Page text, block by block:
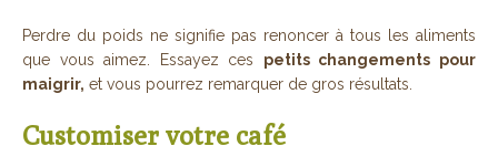
Perdre du poids ne signifie pas renoncer à tous les aliments
que vous aimez. Essayez ces petits changements pour
maigrir, et vous pourrez remarquer de gros résultats.
Customiser votre café